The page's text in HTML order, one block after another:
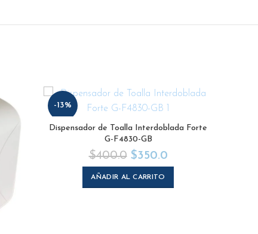
-13%
Dispensador de Toalla Interdoblada Forte
G-F4830-GB
$400.0 $350.0
AÑADIR AL CARRITO